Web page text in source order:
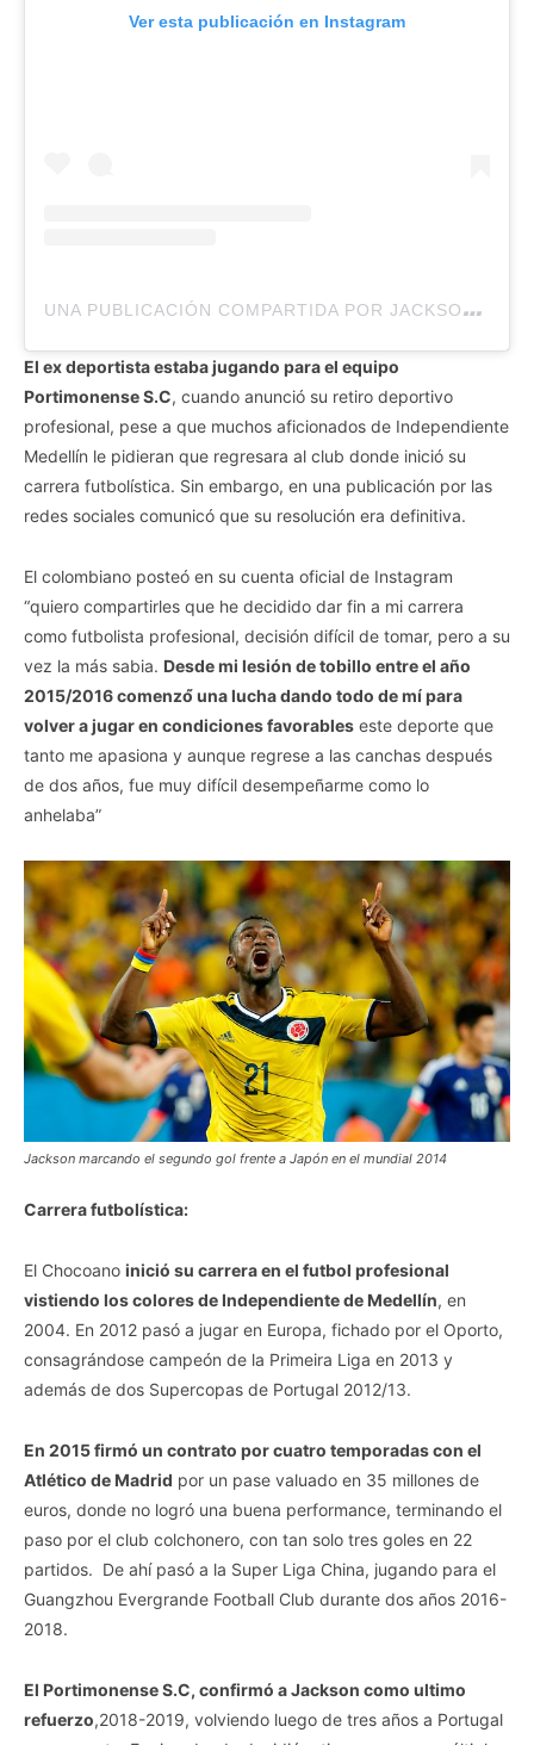
Ver esta publicación en Instagram
U
NA PUBLICACIÓN COMPARTIDA POR JACKSON MARTINEZ (@J.MARTINEZOFFICIAL)
El ex deportista estaba jugando para el equipo
Portimonense S.C, cuando anunció su retiro deportivo
profesional, pese a que muchos aficionados de Independiente
Medellín le pidieran que regresara al club donde inició su
carrera futbolística. Sin embargo, en una publicación por las
redes sociales comunicó que su resolución era definitiva.
El colombiano posteó en su cuenta oficial de Instagram
“quiero compartirles que he decidido dar fin a mi carrera
como futbolista profesional, decisión difícil de tomar, pero a su
vez la más sabia. Desde mi lesión de tobillo entre el año
2015/2016 comenzó́ una lucha dando todo de mí para
volver a jugar en condiciones favorables este deporte que
tanto me apasiona y aunque regrese a las canchas después
de dos años, fue muy difícil desempeñarme como lo
anhelaba”
Jackson marcando el segundo gol frente a Japón en el mundial 2014
Carrera futbolística:
El Chocoano inició su carrera en el futbol profesional
vistiendo los colores de Independiente de Medellín, en
2004. En 2012 pasó a jugar en Europa, fichado por el Oporto,
consagrándose campeón de la Primeira Liga en 2013 y
además de dos Supercopas de Portugal 2012/13.
En 2015 firmó un contrato por cuatro temporadas con el
Atlético de Madrid por un pase valuado en 35 millones de
euros, donde no logró una buena performance, terminando el
paso por el club colchonero, con tan solo tres goles en 22
partidos. De ahí pasó a la Super Liga China, jugando para el
Guangzhou Evergrande Football Club durante dos años 2016-
2018.
El Portimonense S.C, confirmó a Jackson como ultimo
refuerzo,2018-2019, volviendo luego de tres años a Portugal